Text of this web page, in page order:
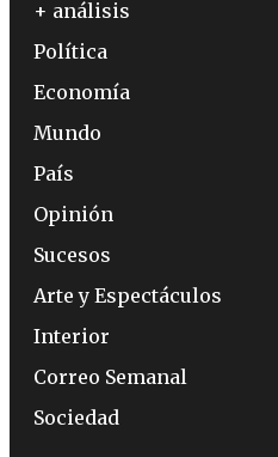
+ análisis
Política
Economía
Mundo
País
Opinión
Sucesos
Arte y Espectáculos
Interior
Correo Semanal
Sociedad